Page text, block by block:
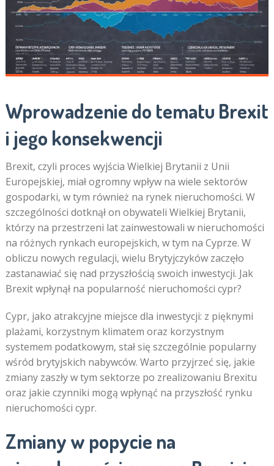
Wprowadzenie do tematu Brexit
i jego konsekwencji
Brexit, czyli proces wyjścia Wielkiej Brytanii z Unii
Europejskiej, miał ogromny wpływ na wiele sektorów
gospodarki, w tym również na rynek nieruchomości. W
szczególności dotknął on obywateli Wielkiej Brytanii,
którzy na przestrzeni lat zainwestowali w nieruchomości
na różnych rynkach europejskich, w tym na Cyprze. W
obliczu nowych regulacji, wielu Brytyjczyków zaczęło
zastanawiać się nad przyszłością swoich inwestycji. Jak
Brexit wpłynął na popularność nieruchomości cypr?
Cypr, jako atrakcyjne miejsce dla inwestycji: z pięknymi
plażami, korzystnym klimatem oraz korzystnym
systemem podatkowym, stał się szczególnie popularny
wśród brytyjskich nabywców. Warto przyjrzeć się, jakie
zmiany zaszły w tym sektorze po zrealizowaniu Brexitu
oraz jakie czynniki mogą wpłynąć na przyszłość rynku
nieruchomości cypr.
Zmiany w popycie na